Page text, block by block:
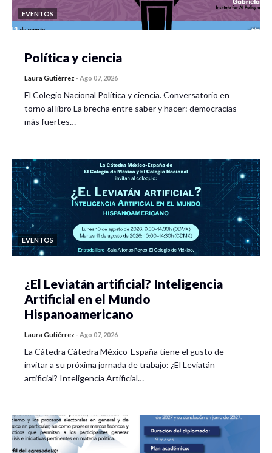
EVENTOS
Política y ciencia
Laura Gutiérrez -Ago 07, 2026
El Colegio Nacional Política y ciencia. Conversatorio en
torno al libro La brecha entre saber y hacer: democracias
más fuertes…
EVENTOS
¿El Leviatán artificial? Inteligencia
Artificial en el Mundo
Hispanoamericano
Laura Gutiérrez -Ago 07, 2026
La Cátedra Cátedra México-España tiene el gusto de
invitar a su próxima jornada de trabajo: ¿El Leviatán
artificial? Inteligencia Artificial…